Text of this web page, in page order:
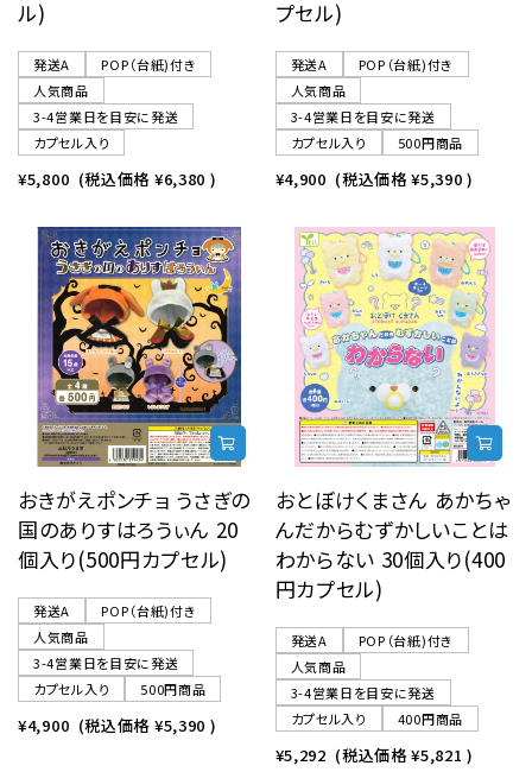
ル)
発送A
POP（台紙)付き
人気商品
3-4営業日を目安に発送
カプセル入り
¥5,800 (税込価格 ¥6,380 )
プセル)
発送A
POP（台紙)付き
人気商品
3-4営業日を目安に発送
カプセル入り
500円商品
¥4,900 (税込価格¥5,390 )
おきがえポンチョ うさぎの
国のありすはろうぃん 20
個入り(500円カプセル)
発送A
POP（台紙)付き
人気商品
3-4営業日を目安に発送
カプセル入り
500円商品
¥4,900 (税込価格 ¥5,390 )
おとぼけくまさん あかちゃ
んだからむずかしいことは
わからない 30個入り(400
円カプセル)
発送A
POP（台紙)付き
人気商品
3-4営業日を目安に発送
カプセル入り
400円商品
¥5,292 (税込価格¥5,821 )